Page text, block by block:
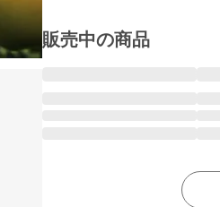
販売中の商品